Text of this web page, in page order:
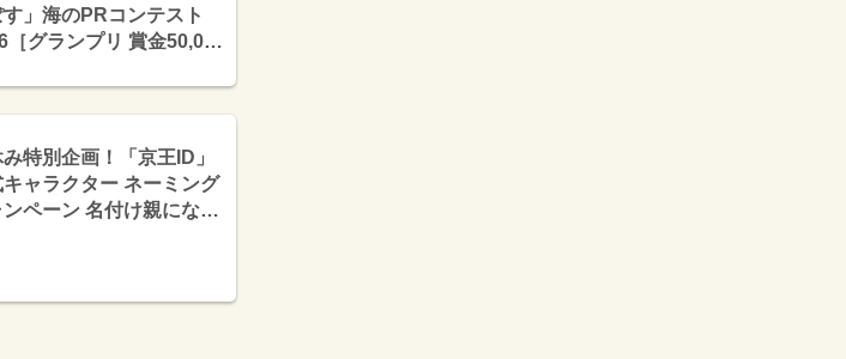
」海のPRコンテスト
［グランプリ 賞金50,000
特別企画！「京王ID」
ャラクター ネーミング
ンペーン 名付け親になっ